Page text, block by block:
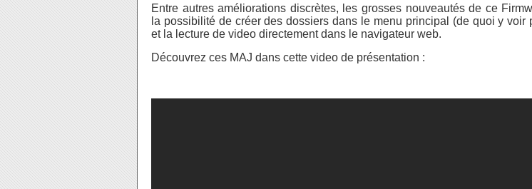
Entre autres améliorations discrètes, les grosses nouveautés de ce
la possibilité de créer des dossiers dans le menu principal (de quoi y voir
et la lecture de video directement dans le navigateur web.
Découvrez ces MAJ dans cette video de présentation :